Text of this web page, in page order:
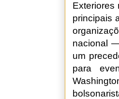
Exteriores
principais
nacional
um
para